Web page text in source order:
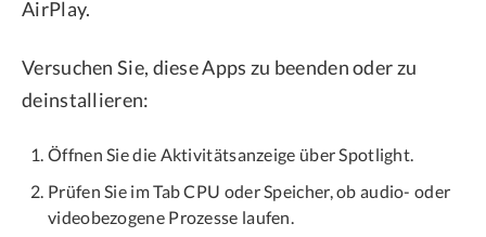
AirPlay.
Versuchen Sie, diese Apps zu beenden oder zu
deinstallieren:
Öffnen Sie die Aktivitätsanzeige über Spotlight.
Prüfen Sie im Tab CPU oder Speicher, ob audio- oder
videobezogene Prozesse laufen.